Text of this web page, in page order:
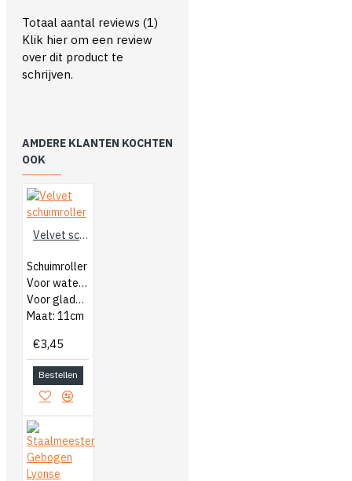
Totaal aantal reviews (1)
Klik hier om een review
over dit product te
schrijven.
AMDERE KLANTEN KOCHTEN
OOK
Velvet schuimroller
Schuimroller
Voor watergedragen verf
Voor gladde ondergronden
Maat: 11cm
€3,45
Bestellen